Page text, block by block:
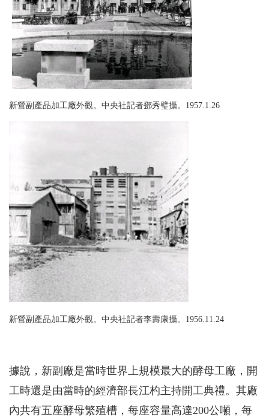
新營副產品加工廠外觀。中央社記者鄧秀璧攝。1957.1.26
新營副產品加工廠外觀。中央社記者李壽康攝。1956.11.24
據說，新副廠是當時世界上規模最大的酵母工廠，開
工時還是由當時的經濟部長江杓主持開工典禮。其廠
內共有五座酵母繁殖槽，每座容量高達200公噸，每